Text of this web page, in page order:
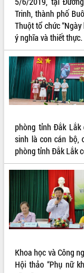
II/2026
Đắk Lắk ký kết thỏa
chuyển đổi số giai
với Tập đoàn Bưu chính
Việt Nam
Thứ trưởng Bộ Y tế làm
Đắk Lắk về phát triển
cho trạm y tế cấp xã
Du lịch Đắk Lắk nâng
du khách thông qua
liệu và Bản đồ số
Tập huấn ứng dụng trí
trong thương mại điện
Đoàn đại biểu Quốc
trao đổi thông tin trước
nhất, Quốc hội khóa XVI
Quyết liệt cải cách
thông nguồn lực phát
tỉnh thông qua hiện đại
Xã Ea Phê gắn cải
Trinh, thành phố
Thuột tổ chức
ý nghĩa và thiết thực.
phòng tỉnh Đắk Lắk
sinh là con cán bộ,
phòng tỉnh Đắk Lắk
Khoa học và Công
Hội thảo “Phụ nữ